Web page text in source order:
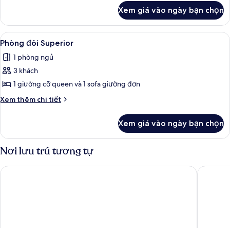
Phòng
đôi
Tiêu
chuẩn
Xem giá vào ngày bạn chọn
Xem
tất
cả
ảnh
Phòng
đôi
Phòng đôi Superior | Nôi/giường
3
Phòng đôi Superior
1 phòng ngủ
3 khách
1 giường cỡ queen và 1 sofa giường đơn
Xem thêm chi tiết
Chi
Phòng
đôi
Superior
Xem giá vào ngày bạn chọn
Nơi lưu trú tương tự
Grand Koper